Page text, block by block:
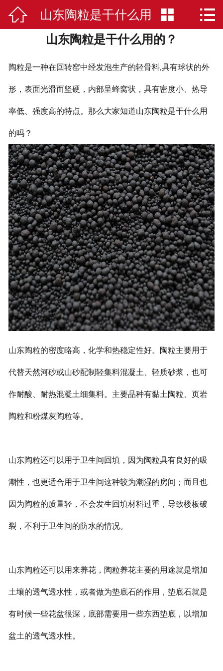
 网站首页
公司简介
陶粒
应用案例
荣誉资质
在线留言
联系我们
 山东陶粒是干什么用
的？
 
山东陶粒是干什么用的？
陶粒是一种在回转窑中经发泡生产的轻骨料,具有球状的外
形，表面光滑而坚硬，内部呈蜂窝状，具有密度小、热导
率低、强度高的特点。那么大家知道山东陶粒是干什么用
的吗？
山东陶粒的密度略高，化学和热稳定性好。陶粒主要用于
代替天然河砂或山砂配制轻集料混凝土、轻质砂浆，也可
作耐酸、耐热混凝土细集料。主要品种有黏土陶粒、页岩
陶粒和粉煤灰陶粒等。
山东陶粒还可以用于卫生间回填，因为陶粒具有良好的吸
潮性，也更适合用于卫生间这种较为潮湿的房间；而且也
因为陶粒的质量轻，不会发生回填材料过重，导致楼板破
裂，不利于卫生间的防水的情况。
山东陶粒还可以用来养花，陶粒养花主要的用途就是增加
土壤的透气透水性，或者做为垫底石的作用，垫底石就是
有时候一些花盆很深，底部需要用一些东西垫底，以增加
盆土的透气透水性。